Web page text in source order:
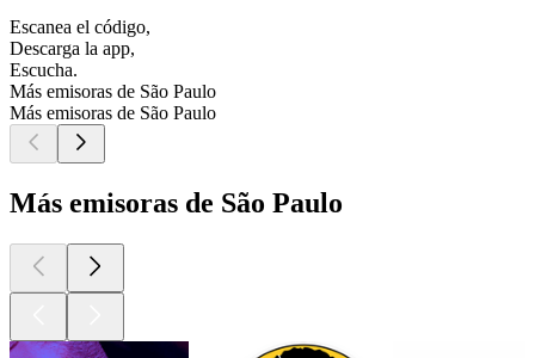
Escanea el código,
Descarga la app,
Escucha.
Más emisoras de São Paulo
Más emisoras de São Paulo
Más emisoras de São Paulo